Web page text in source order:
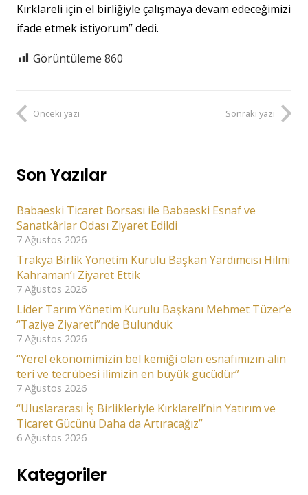
Kırklareli için el birliğiyle çalışmaya devam edeceğimizi
ifade etmek istiyorum” dedi.
Görüntüleme 860
Önceki yazı Sonraki yazı
Son Yazılar
Babaeski Ticaret Borsası ile Babaeski Esnaf ve
Sanatkârlar Odası Ziyaret Edildi
7 Ağustos 2026
Trakya Birlik Yönetim Kurulu Başkan Yardımcısı Hilmi
Kahraman’ı Ziyaret Ettik
7 Ağustos 2026
Lider Tarım Yönetim Kurulu Başkanı Mehmet Tüzer’e
“Taziye Ziyareti”nde Bulunduk
7 Ağustos 2026
“Yerel ekonomimizin bel kemiği olan esnafımızın alın
teri ve tecrübesi ilimizin en büyük gücüdür”
7 Ağustos 2026
“Uluslararası İş Birlikleriyle Kırklareli’nin Yatırım ve
Ticaret Gücünü Daha da Artıracağız”
6 Ağustos 2026
Kategoriler